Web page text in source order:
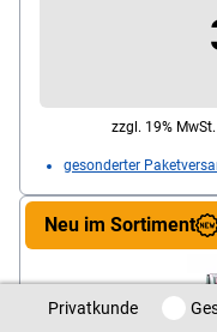
zzgl. 19% MwSt.
gesonderter
Neu im Sortiment
Privatkunde